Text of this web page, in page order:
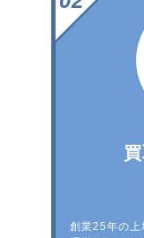
創業25年の上